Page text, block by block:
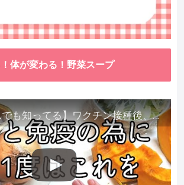
体が変わる！野菜スープ
【身体はなんでも知ってる】ワクチン接種後、異常に食べたくなった野菜が細胞回復に貢献してくれました。